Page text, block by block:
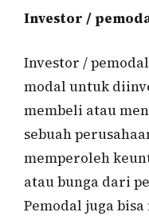
Investor /
Investor /
modal untuk
membeli atau
sebuah
memperoleh
atau bunga dari
Pemodal juga